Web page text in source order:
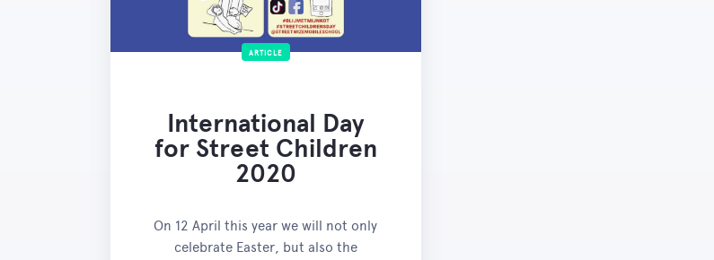
ARTICLE
International Day
for Street Children
2020
On 12 April this year we will not only
celebrate Easter, but also the